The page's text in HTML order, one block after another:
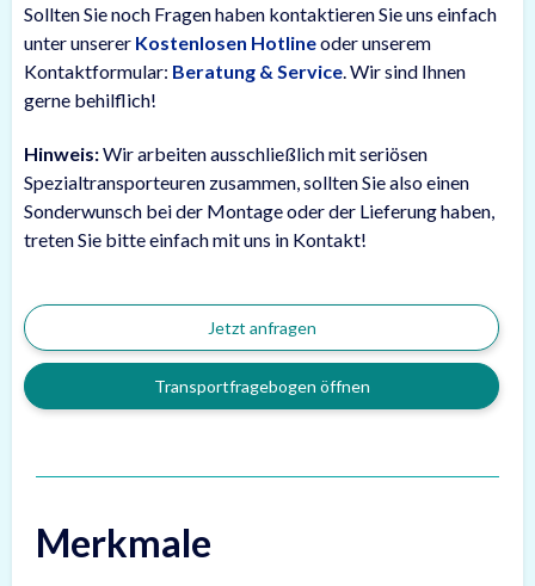
Sollten Sie noch Fragen haben kontaktieren Sie uns einfach
unter unserer Kostenlosen Hotlineoder unserem
Kontaktformular: Beratung & Service . Wir sind Ihnen
gerne behilflich!
Hinweis:Wir arbeiten ausschließlich mit seriösen
Spezialtransporteuren zusammen, sollten Sie also einen
Sonderwunsch bei der Montage oder der Lieferung haben,
treten Sie bitte einfach mit uns in Kontakt!
Jetzt anfragen
Transportfragebogen öffnen
Merkmale